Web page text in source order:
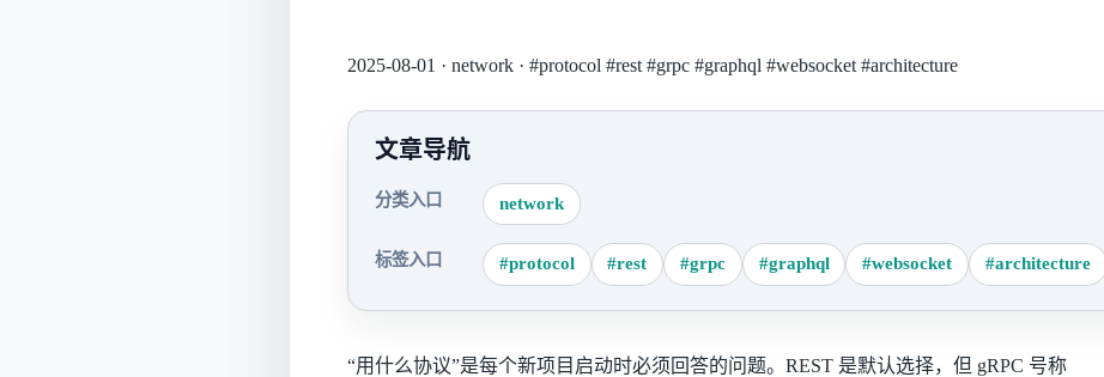
2025-08-01 · network · #protocol #rest #grpc #graphql #websocket #architecture
文章导航
分类入口 network
标签入口 #protocol #rest #grpc #graphql #websocket #architecture
“用什么协议”是每个新项目启动时必须回答的问题。REST 是默认选择，但 gRPC 号称